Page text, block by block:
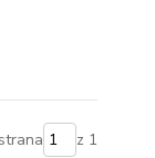
strana z 1